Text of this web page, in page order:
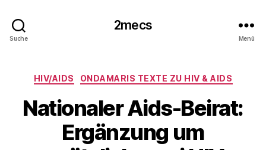
Suche
2mecs
Menü
Kategorien
HIV/AIDS ONDAMARIS TEXTE ZU HIV & AIDS
Nationaler Aids-Beirat:
Ergänzung um